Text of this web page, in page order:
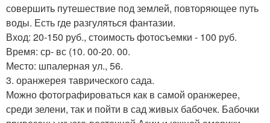
совершить путешествие под землей, повторяющее путь
воды. Есть где разгуляться фантазии.
Вход: 20-150 руб., стоимость фотосъемки - 100 руб.
Время: ср- вс (10. 00-20. 00.
Место: шпалерная ул., 56.
3. оранжерея таврического сада.
Можно фотографироваться как в самой оранжерее,
среди зелени, так и пойти в сад живых бабочек. Бабочки